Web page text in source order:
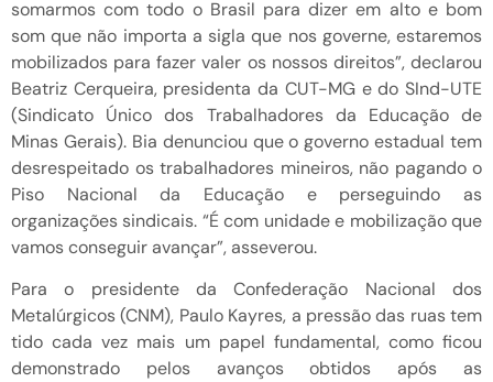
somarmos com todo o Brasil para dizer em alto e bom
som que não importa a sigla que nos governe, estaremos
mobilizados para fazer valer os nossos direitos”, declarou
Beatriz Cerqueira, presidenta da CUT-MG e do SInd-UTE
(Sindicato Único dos Trabalhadores da Educação de
Minas Gerais). Bia denunciou que o governo estadual tem
desrespeitado os trabalhadores mineiros, não pagando o
Piso Nacional da Educação e perseguindo as
organizações sindicais. “É com unidade e mobilização que
vamos conseguir avançar”, asseverou.
Para o presidente da Confederação Nacional dos
Metalúrgicos (CNM), Paulo Kayres, a pressão das ruas tem
tido cada vez mais um papel fundamental, como ficou
demonstrado pelos avanços obtidos após as